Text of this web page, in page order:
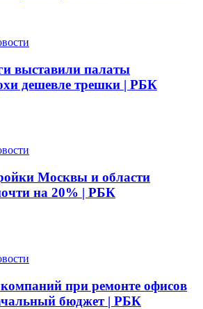
выставили палаты
дешевле трешки | РБК
Москвы и области
на 20% | РБК
при ремонте офисов
бюджет | РБК